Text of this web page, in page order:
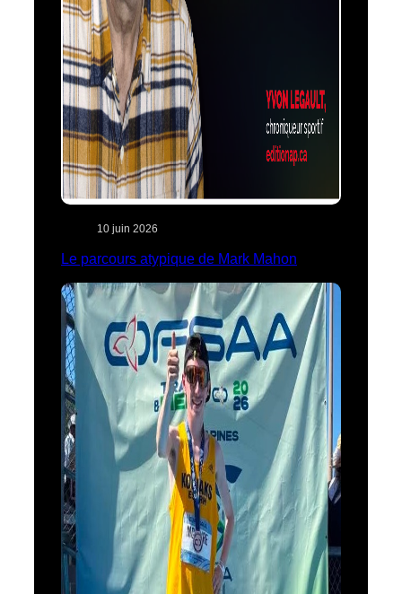
10 juin 2026
Le parcours atypique de Mark Mahon